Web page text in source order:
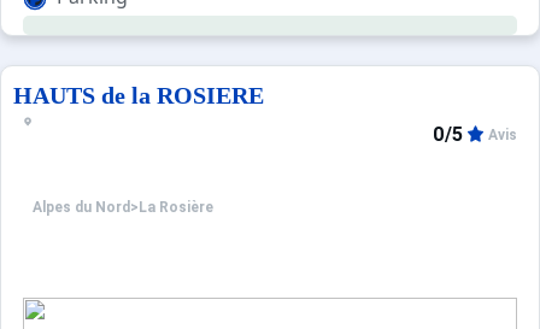
HAUTS de la ROSIERE
Alpes du Nord > La Rosière
0/5 Avis